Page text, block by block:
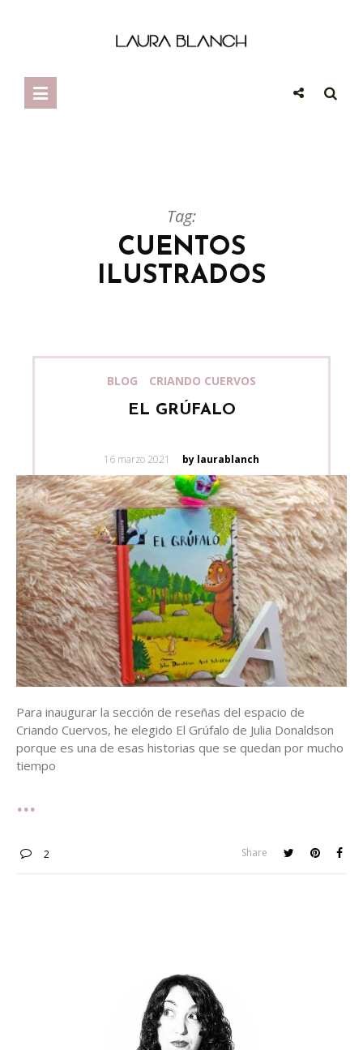
Tag:
CUENTOS
ILUSTRADOS
BLOG CRIANDO CUERVOS
EL GRÚFALO
Posted
16 marzo 2021 by laurablanch
Para inaugurar la sección de reseñas del espacio de
Criando Cuervos, he elegido El Grúfalo de Julia Donaldson
porque es una de esas historias que se quedan por mucho
tiempo
2 Share